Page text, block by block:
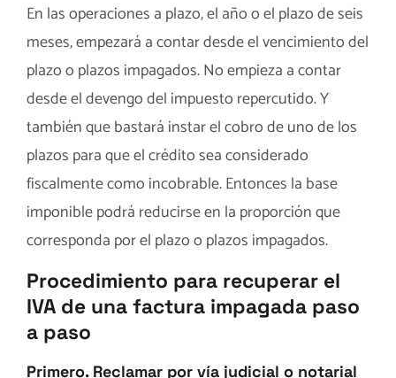
En las operaciones a plazo, el año o el plazo de seis
meses, empezará a contar desde el vencimiento del
plazo o plazos impagados. No empieza a contar
desde el devengo del impuesto repercutido. Y
también que bastará instar el cobro de uno de los
plazos para que el crédito sea considerado
fiscalmente como incobrable. Entonces la base
imponible podrá reducirse en la proporción que
corresponda por el plazo o plazos impagados.
Procedimiento para recuperar el
IVA de una factura impagada paso
a paso
Primero. Reclamar por vía judicial o notarial